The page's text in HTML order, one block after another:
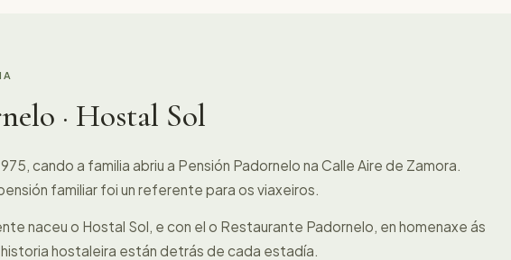
· Hostal Sol
cando a familia abriu a Pensión Padornelo na Calle Aire de Zamora.
familiar foi un referente para os viaxeiros.
naceu o Hostal Sol, e con el o Restaurante Padornelo, en homenaxe ás
hostaleira están detrás de cada estadía.